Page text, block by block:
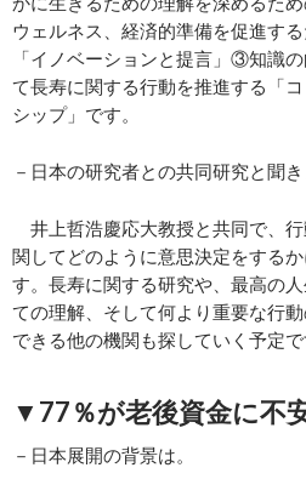
ウェルネス、経済的準備を促進す
「イノベーションと提言」③知識
て長寿に関する行動を推進する「
シップ」です。
－日本の研究者との共同研究と聞き
井上哲浩慶応大教授と共同で、
関してどのように意思決定をする
す。長寿に関する研究や、最高の
ての理解、そして何より重要な行
できる他の機関も探していく予定で
▼77％が老後資金に不
－日本展開の背景は。